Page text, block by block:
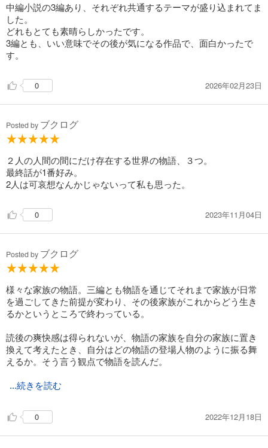
中編小説の3編あり、それぞれ共通するテーマが盛り込まれてま
した。
どれもとても素晴らしかったです。
3編とも、いい意味でその後が気になる作品で、面白かったで
す。
0 2026年02月23日
Posted by ブクログ
２人の人間の間にだけ存在する世界の物語、３つ。
最終話が1番好み。
2人は可哀想なんかじゃないって私も思った。
0 2023年11月04日
Posted by ブクログ
様々な家族の物語。三編とも物語を通じてそれまで家族が日常
を過ごしてきた前提が変わり、その後家族がこれからどう生き
るかというところで終わっている。
読後の爽快感は得られないが、物語の家族を自分の家族に置き
換えて考えたとき、自分はどの物語の登場人物のように振る舞
えるか。そう言う観点で物語を読んだ。
...続きを読む
0 2022年12月18日